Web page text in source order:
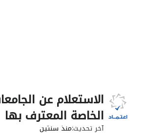
الاستعلام عن
الخاصة المعترف بها
آخر تحديثمنذ سنتين